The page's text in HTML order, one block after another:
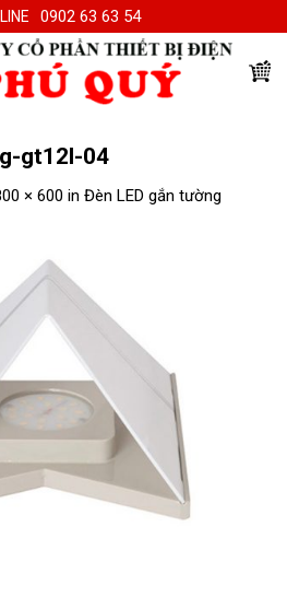
0902 63 63 54
gt12l-04
× 600 in Đèn LED gắn tường